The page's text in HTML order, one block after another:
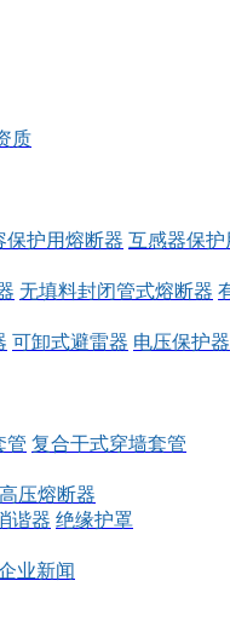
质
保护用熔断器 互感器保护
无填料封闭管式熔断器
可卸式避雷器 电压保护器
管 复合干式穿墙套管
压熔断器
谐器 绝缘护罩
业新闻